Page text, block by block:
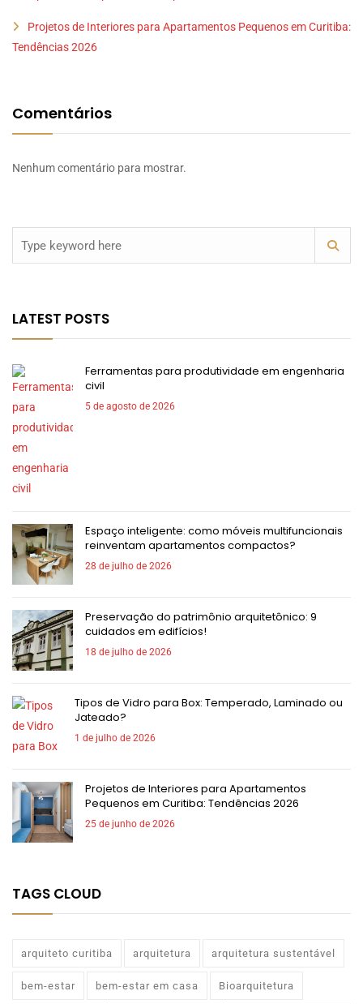
Projetos de Interiores para Apartamentos Pequenos em Curitiba:
Tendências 2026
Comentários
Nenhum comentário para mostrar.
LATEST POSTS
Ferramentas para produtividade em engenharia
civil
5 de agosto de 2026
Espaço inteligente: como móveis multifuncionais
reinventam apartamentos compactos?
28 de julho de 2026
Preservação do patrimônio arquitetônico: 9
cuidados em edifícios!
18 de julho de 2026
Tipos de Vidro para Box: Temperado, Laminado ou
Jateado?
1 de julho de 2026
Projetos de Interiores para Apartamentos
Pequenos em Curitiba: Tendências 2026
25 de junho de 2026
TAGS CLOUD
arquiteto curitiba arquitetura arquitetura sustentável
bem-estar bem-estar em casa Bioarquitetura